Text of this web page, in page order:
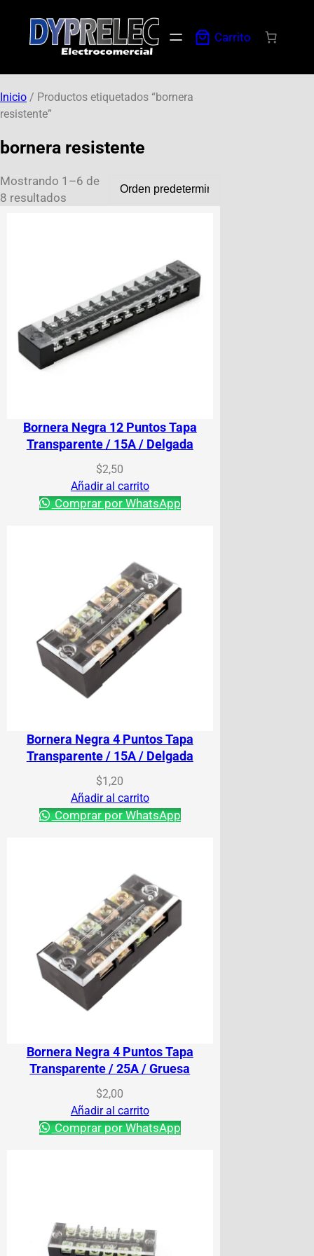
Carrito
Inicio / Productos etiquetados “bornera
resistente”
bornera resistente
Mostrando 1–6 de
8 resultados
Bornera Negra 12 Puntos Tapa
Transparente / 15A / Delgada
$2,50
Añadir al carrito
Comprar por WhatsApp
Bornera Negra 4 Puntos Tapa
Transparente / 15A / Delgada
$1,20
Añadir al carrito
Comprar por WhatsApp
Bornera Negra 4 Puntos Tapa
Transparente / 25A / Gruesa
$2,00
Añadir al carrito
Comprar por WhatsApp